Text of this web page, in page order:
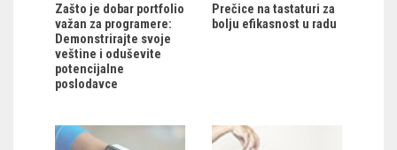
Zašto je dobar portfolio
važan za programere:
Demonstrirajte svoje
veštine i oduševite
potencijalne
poslodavce
Prečice na tastaturi za
bolju efikasnost u radu